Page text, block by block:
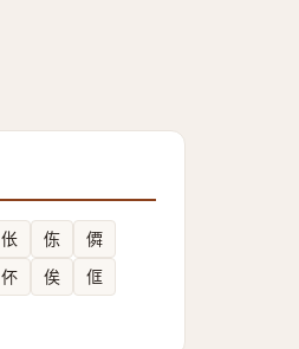
伥 㑈
僲
伓 俟 㑌